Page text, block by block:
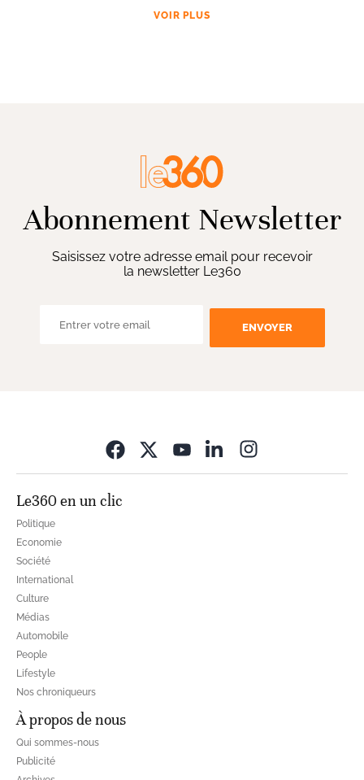
VOIR PLUS
Abonnement Newsletter
Saisissez votre adresse email pour recevoir
la newsletter Le360
ENVOYER
Le360 en un clic
Politique
Economie
Société
International
Culture
Médias
Automobile
People
Lifestyle
Nos chroniqueurs
À propos de nous
Qui sommes-nous
Publicité